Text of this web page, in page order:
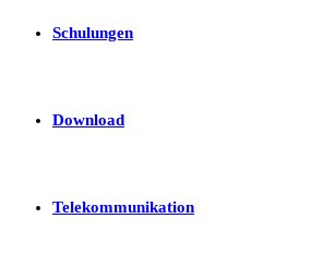
Schulungen
Download
Telekommunikation